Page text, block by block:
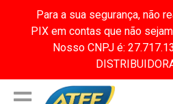
Para a sua segurança, não
PIX em contas que não
Nosso CNPJ é: